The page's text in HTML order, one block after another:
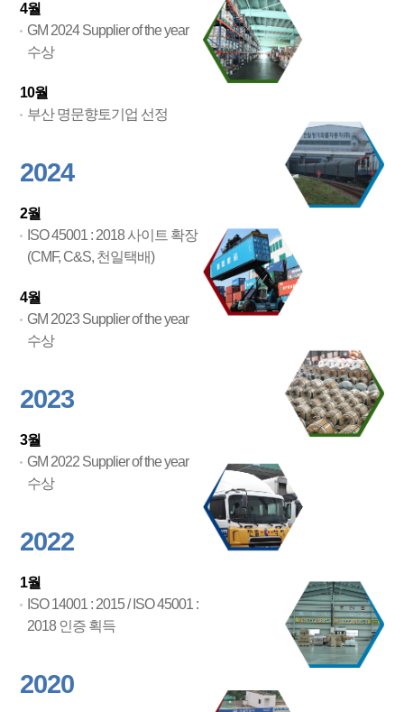
4월
GM 2024 Supplier of the year
수상
10월
부산 명문향토기업 선정
2024
2월
ISO 45001 : 2018 사이트 확장
(CMF, C&S, 천일택배)
4월
GM 2023 Supplier of the year
수상
2023
3월
GM 2022 Supplier of the year
수상
2022
1월
ISO 14001 : 2015 / ISO 45001 :
2018 인증 획득
2020